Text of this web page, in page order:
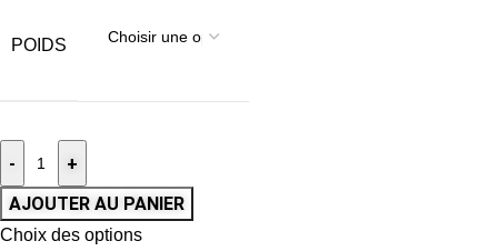
POIDS
-
+
AJOUTER AU PANIER
Choix des options